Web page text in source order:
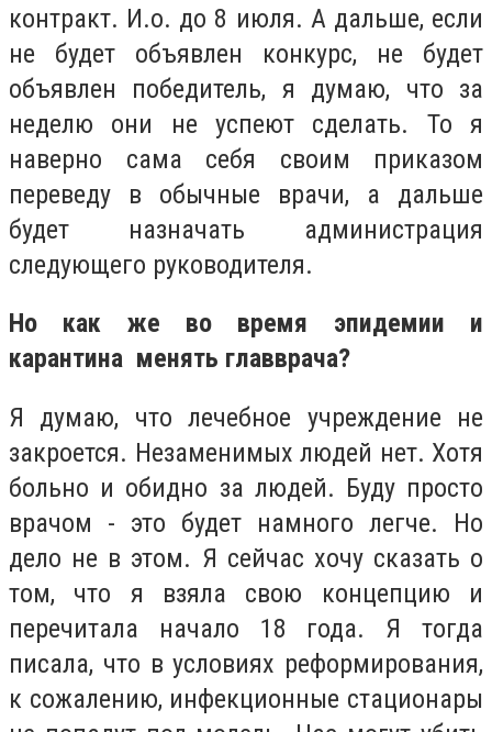
контракт. И.о. до 8 июля. А дальше, если
не будет объявлен конкурс, не будет
объявлен победитель, я думаю, что за
неделю они не успеют сделать. То я
наверно сама себя своим приказом
переведу в обычные врачи, а дальше
будет назначать администрация
следующего руководителя.
Но как же во время эпидемии и
карантина менять главврача?
Я думаю, что лечебное учреждение не
закроется. Незаменимых людей нет. Хотя
больно и обидно за людей. Буду просто
врачом - это будет намного легче. Но
дело не в этом. Я сейчас хочу сказать о
том, что я взяла свою концепцию и
перечитала начало 18 года. Я тогда
писала, что в условиях реформирования,
к сожалению, инфекционные стационары